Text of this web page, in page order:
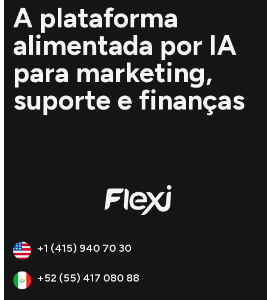
A plataforma
alimentada por IA
para marketing,
suporte e finanças
+1 (415) 940 70 30
+52 (55) 417 080 88